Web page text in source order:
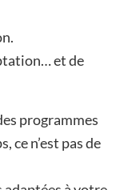
et de
programmes
ce n’est pas de